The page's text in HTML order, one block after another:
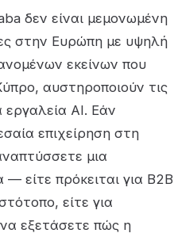
δεν είναι μεμονωμένη
στην Ευρώπη με υψηλή
εκείνων που
αυστηροποιούν τις
εργαλεία AI. Εάν
επιχείρηση στη
μια
είτε πρόκειται για B2B
είτε για
εξετάσετε πώς η